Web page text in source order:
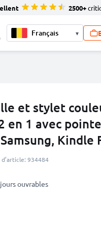
2500+
▾
et stylet
en 1 avec
Kindle
934484
ouvrables